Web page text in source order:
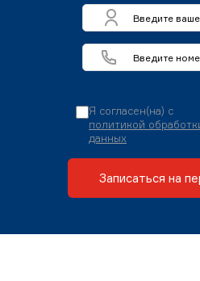
Я согласен(на) с
политикой
данных
Записаться на